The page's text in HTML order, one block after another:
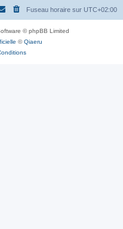
Fuseau horaire sur UTC+02:00
© phpBB Limited
©Qiaeru